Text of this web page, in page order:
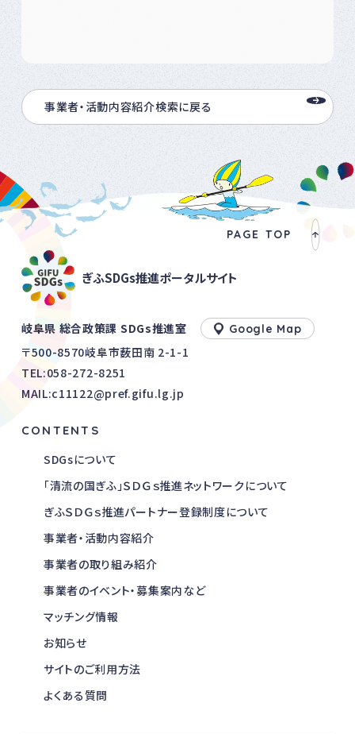
事業者・活動内容紹介検索に戻る
PAGE TOP
ぎふSDGs推進ポータルサイト
岐阜県 総合政策課 SDGs推進室 Google Map
〒500-8570岐阜市薮田南 2-1-1
TEL:058-272-8251
MAIL:c11122@pref.gifu.lg.jp
CONTENTS
SDGsについて
「清流の国ぎふ」ＳＤＧｓ推進ネットワークについて
ぎふＳＤＧｓ推進パートナー登録制度について
事業者・活動内容紹介
事業者の取り組み紹介
事業者のイベント・募集案内など
マッチング情報
お知らせ
サイトのご利用方法
よくある質問